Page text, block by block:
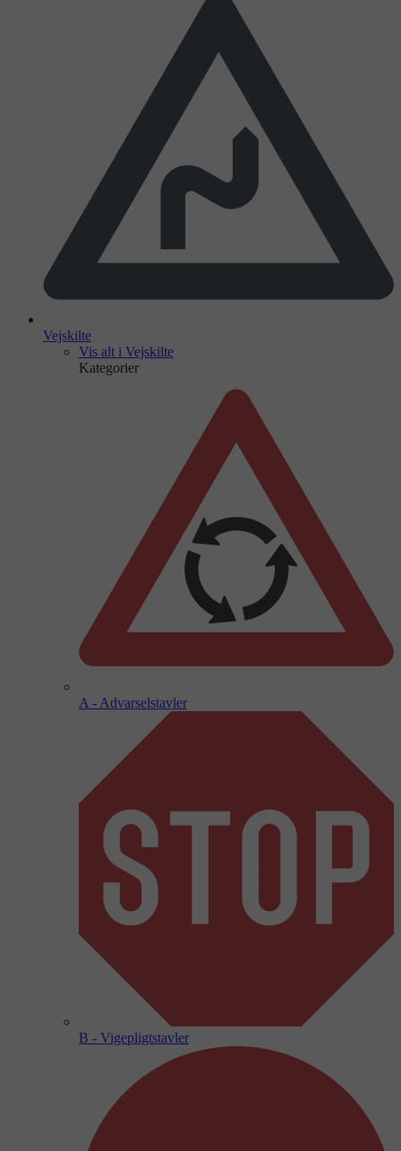
Vejskilte
Vis alt i Vejskilte
Kategorier
A - Advarselstavler
B - Vigepligtstavler